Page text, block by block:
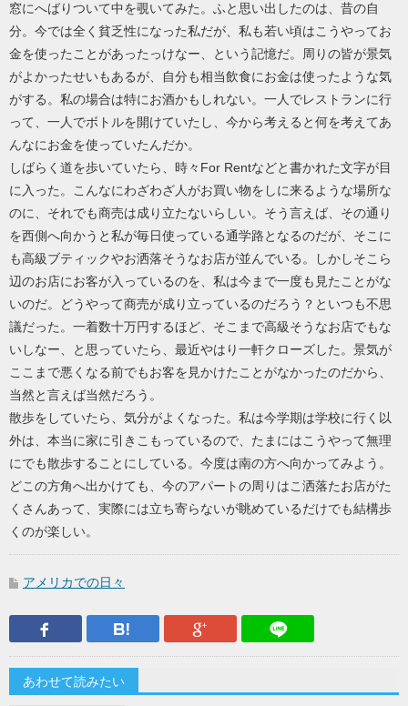
窓にへばりついて中を覗いてみた。ふと思い出したのは、昔の自
分。今では全く貧乏性になった私だが、私も若い頃はこうやってお
金を使ったことがあったっけなー、という記憶だ。周りの皆が景気
がよかったせいもあるが、自分も相当飲食にお金は使ったような気
がする。私の場合は特にお酒かもしれない。一人でレストランに行
って、一人でボトルを開けていたし、今から考えると何を考えてあ
んなにお金を使っていたんだか。
しばらく道を歩いていたら、時々For Rentなどと書かれた文字が目
に入った。こんなにわざわざ人がお買い物をしに来るような場所な
のに、それでも商売は成り立たないらしい。そう言えば、その通り
を西側へ向かうと私が毎日使っている通学路となるのだが、そこに
も高級ブティックやお洒落そうなお店が並んでいる。しかしそこら
辺のお店にお客が入っているのを、私は今まで一度も見たことがな
いのだ。どうやって商売が成り立っているのだろう？といつも不思
議だった。一着数十万円するほど、そこまで高級そうなお店でもな
いしなー、と思っていたら、最近やはり一軒クローズした。景気が
ここまで悪くなる前でもお客を見かけたことがなかったのだから、
当然と言えば当然だろう。
散歩をしていたら、気分がよくなった。私は今学期は学校に行く以
外は、本当に家に引きこもっているので、たまにはこうやって無理
にでも散歩することにしている。今度は南の方へ向かってみよう。
どこの方角へ出かけても、今のアパートの周りはこ洒落たお店がた
くさんあって、実際には立ち寄らないが眺めているだけでも結構歩
くのが楽しい。
アメリカでの日々
Facebook はてなブックマークGoogle Plus
あわせて読みたい